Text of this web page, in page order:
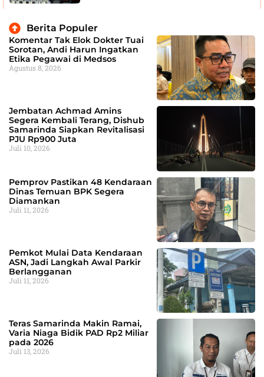
Berita Populer
Komentar Tak Elok Dokter Tuai
Sorotan, Andi Harun Ingatkan
Etika Pegawai di Medsos
Agustus 8, 2026
Jembatan Achmad Amins
Segera Kembali Terang, Dishub
Samarinda Siapkan Revitalisasi
PJU Rp900 Juta
Juli 10, 2026
Pemprov Pastikan 48 Kendaraan
Dinas Temuan BPK Segera
Diamankan
Juli 11, 2026
Pemkot Mulai Data Kendaraan
ASN, Jadi Langkah Awal Parkir
Berlangganan
Juli 11, 2026
Teras Samarinda Makin Ramai,
Varia Niaga Bidik PAD Rp2 Miliar
pada 2026
Juli 13, 2026